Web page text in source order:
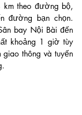
theo đường bộ,
đường bạn chọn.
bay Nội Bài đến
khoảng 1 giờ tùy
thông và tuyến